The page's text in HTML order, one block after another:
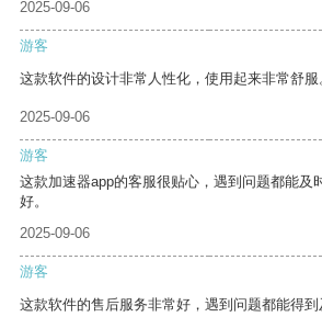
2025-09-06
游客
这款软件的设计非常人性化，使用起来非常舒服
2025-09-06
游客
这款加速器app的客服很贴心，遇到问题都能及
好。
2025-09-06
游客
这款软件的售后服务非常好，遇到问题都能得到